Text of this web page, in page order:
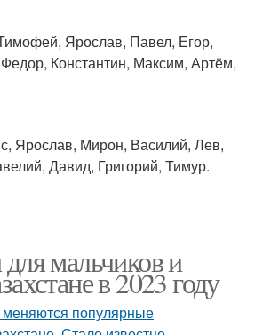
Ярослав, Павел, Егор,
Константин, Максим, Артём,
Ярослав, Мирон, Василий, Лев,
Давид, Григорий, Тимур.
мальчиков и
в 2023 году